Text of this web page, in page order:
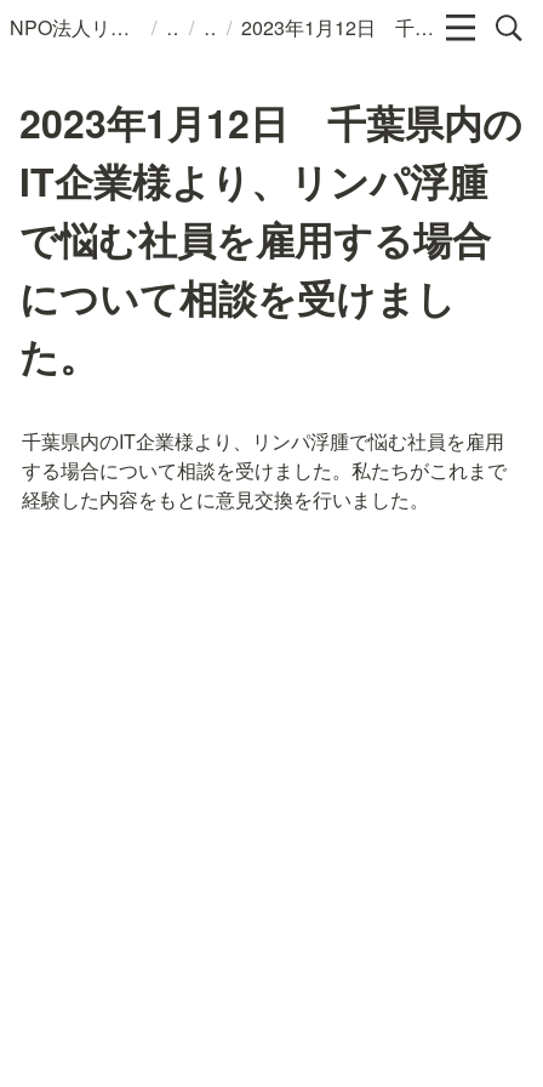
NPO法人リンパカフェ / / / 2023年1月12日 千葉県内のIT企業様より、リンパ浮腫で悩む社員を雇用する場合について相談を受けました。
2023年1月12日 千葉県内の
IT企業様より、リンパ浮腫
で悩む社員を雇用する場合
について相談を受けまし
た。
千葉県内のIT企業様より、リンパ浮腫で悩む社員を雇用
する場合について相談を受けました。私たちがこれまで
経験した内容をもとに意見交換を行いました。